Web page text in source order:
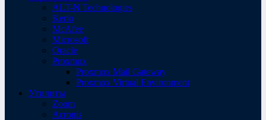
ALT-N Technologies
Kerio
McAfee
Microsoft
Oracle
Proxmox
Proxmox Mail Gateway
Proxmox Virtual Environment
Утилиты
Zoom
Acronis